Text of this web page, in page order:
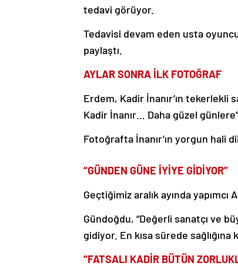
tedavi görüyor.
Tedavisi devam eden usta
paylaştı.
AYLAR SONRA İLK FOTOĞRAF
Erdem, Kadir İnanır’ın tekerlekli
Kadir İnanır… Daha güzel
Fotoğrafta İnanır’ın yorgun hali
“GÜNDEN GÜNE İYİYE GİDİYOR”
Geçtiğimiz aralık ayında
Gündoğdu, “Değerli sanatçı ve
gidiyor. En kısa sürede
“FATSALI KADİR BÜTÜN